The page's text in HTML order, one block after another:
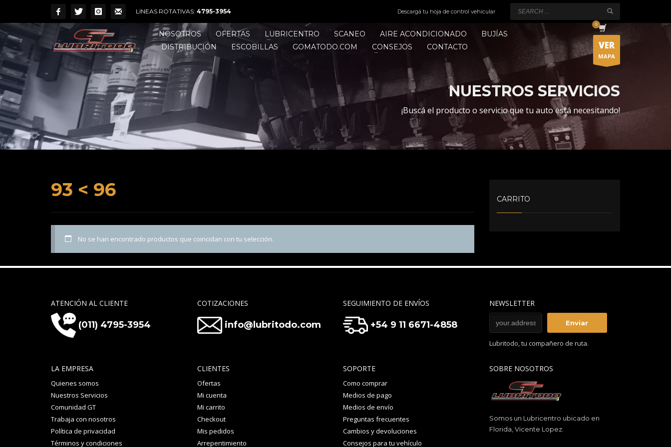
LINEAS ROTATIVAS: 4795-3954 Descargá tu hoja de control vehicular
NOSOTROS OFERTAS LUBRICENTRO SCANEO AIRE ACONDICIONADO
BUJÍAS
DISTRIBUCIÓN
ESCOBILLAS GOMATODO.COM CONSEJOS CONTACTO VER
MAPA
NUESTROS SERVICIOS
¡Buscá el producto o servicio que tu auto está necesitando!
93 < 96
No se han encontrado productos que coincidan con tu selección.
CARRITO
ATENCIÓN AL CLIENTE
(011) 4795-3954
COTIZACIONES
info@lubritodo.com
SEGUIMIENTO DE ENVÍOS
+54 9 11 6671-4858
NEWSLETTER
Lubritodo, tu compañero de ruta.
LA EMPRESA
Quienes somos
Nuestros Servicios
Comunidad GT
Trabaja con nosotros
Política de privacidad
Términos y condiciones
CLIENTES
Ofertas
Mi cuenta
Mi carrito
Checkout
Mis pedidos
Arrepentimiento
SOPORTE
Como comprar
Medios de pago
Medios de envío
Preguntas frecuentes
Cambios y devoluciones
Consejos para tu vehículo
SOBRE NOSOTROS
Somos un Lubricentro ubicado en
Florida, Vicente Lopez.